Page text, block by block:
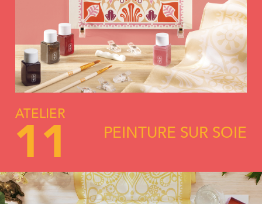
ATELIER
11 PEINTURE SUR SOIE